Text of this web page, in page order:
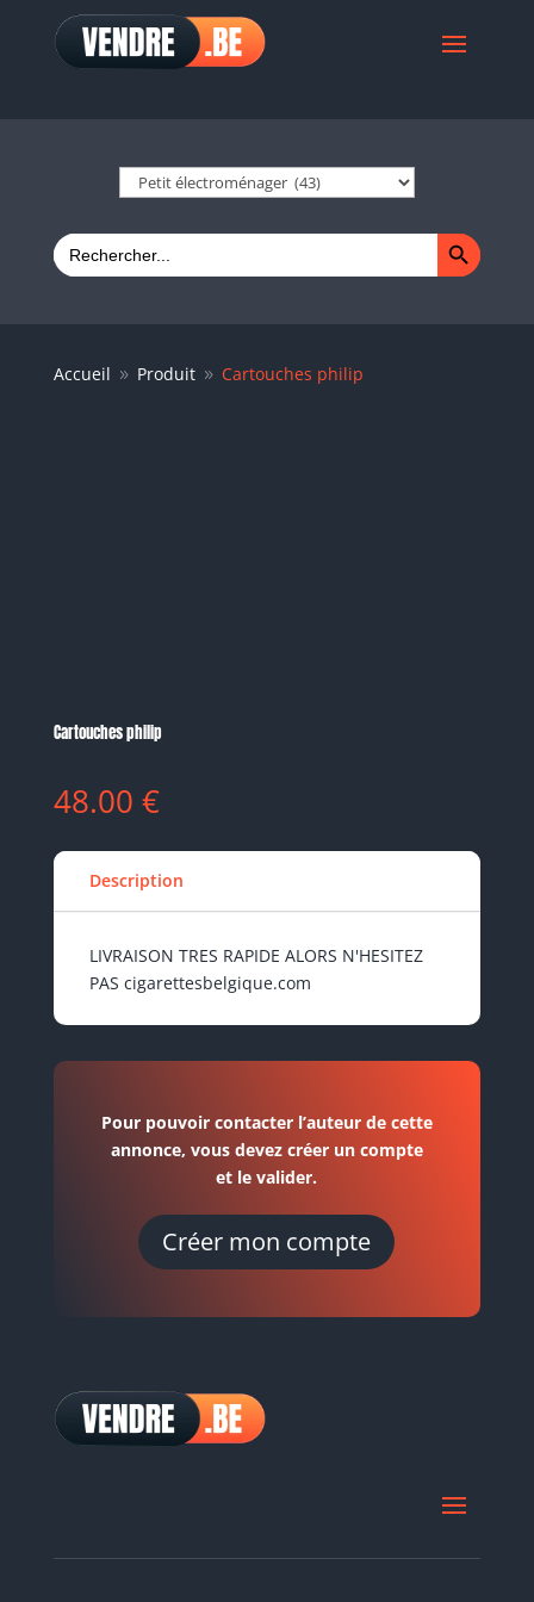
Search
for:
Search Button
Accueil 9 Produit 9 Cartouches philip
Cartouches philip
48.00 €
Description
LIVRAISON TRES RAPIDE ALORS N'HESITEZ
PAS cigarettesbelgique.com
Pour pouvoir contacter l’auteur de cette
annonce, vous devez créer un compte
et le valider.
Créer mon compte